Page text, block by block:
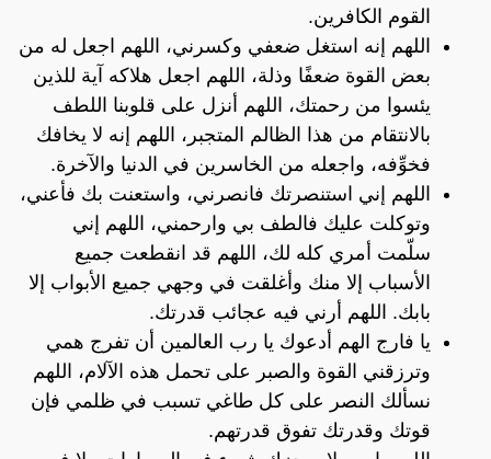
القوم الكافرين.
اللهم إنه استغل ضعفي وكسرني، اللهم اجعل له من
بعض القوة ضعفًا وذلة، اللهم اجعل هلاكه آية للذين
يئسوا من رحمتك، اللهم أنزل على قلوبنا اللطف
بالانتقام من هذا الظالم المتجبر، اللهم إنه لا يخافك
فخوِّفه، واجعله من الخاسرين في الدنيا والآخرة.
اللهم إني استنصرتك فانصرني، واستعنت بك فأعني،
وتوكلت عليك فالطف بي وارحمني، اللهم إني
سلّمت أمري كله لك، اللهم قد انقطعت جميع
الأسباب إلا منك وأغلقت في وجهي جميع الأبواب إلا
بابك. اللهم أرني فيه عجائب قدرتك.
يا فارج الهم أدعوك يا رب العالمين أن تفرج همي
وترزقني القوة والصبر على تحمل هذه الآلام، اللهم
نسألك النصر على كل طاغي تسبب في ظلمي فإن
قوتك وقدرتك تفوق قدرتهم.